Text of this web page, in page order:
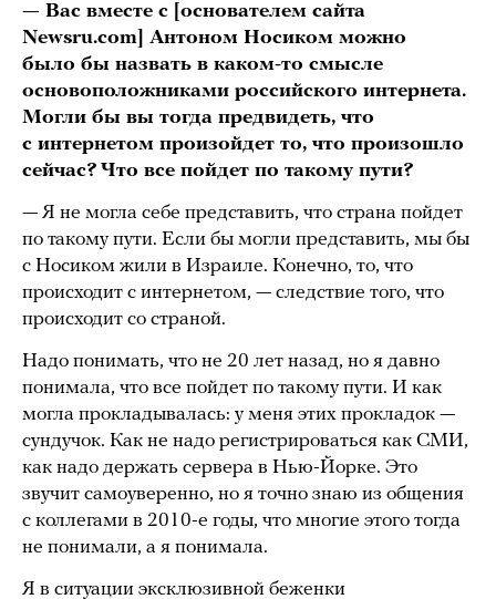
— Вас вместе с [основателем сайта
Newsru.com] Антоном Носиком можно
было бы назвать в каком-то смысле
основоположниками российского интернета.
Могли бы вы тогда предвидеть, что
с интернетом произойдет то, что произошло
сейчас? Что все пойдет по такому пути?
— Я не могла себе представить, что страна пойдет
по такому пути. Если бы могли представить, мы бы
с Носиком жили в Израиле. Конечно, то, что
происходит с интернетом, — следствие того, что
происходит со страной.
Надо понимать, что не 20 лет назад, но я давно
понимала, что все пойдет по такому пути. И как
могла прокладывалась: у меня этих прокладок —
сундучок. Как не надо регистрироваться как СМИ,
как надо держать сервера в Нью-Йорке. Это
звучит самоуверенно, но я точно знаю из общения
с коллегами в 2010-е годы, что многие этого тогда
не понимали, а я понимала.
Я в ситуации эксклюзивной беженки